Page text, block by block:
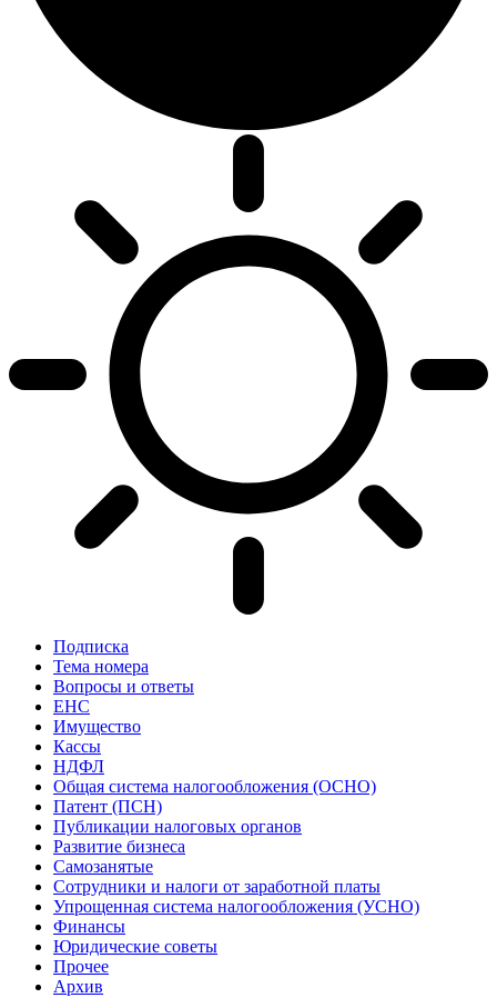
Подписка
Тема номера
Вопросы и ответы
ЕНС
Имущество
Кассы
НДФЛ
Общая система налогообложения (ОСНО)
Патент (ПСН)
Публикации налоговых органов
Развитие бизнеса
Самозанятые
Сотрудники и налоги от заработной платы
Упрощенная система налогообложения (УСНО)
Финансы
Юридические советы
Прочее
Архив